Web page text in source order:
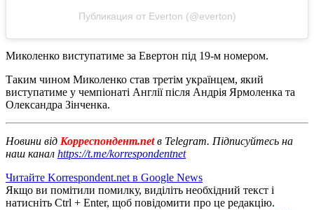
Публикация от Everton (@everton)
Миколенко виступатиме за Евертон під 19-м номером.
Таким чином Миколенко став третім українцем, який
виступатиме у чемпіонаті Англії після Андрія Ярмоленка та
Олександра Зінченка.
Новини від Корреспондент.netв Telegram. Підписуйтесь на
наш канал https://t.me/korrespondentnet
Читайте Korrespondent.net в Google News
Якщо ви помітили помилку, виділіть необхідний текст і
натисніть Ctrl + Enter, щоб повідомити про це редакцію.